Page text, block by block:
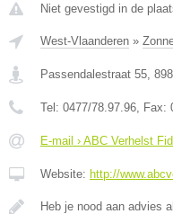
Niet gevestigd in de
West-Vlaanderen »
Passendalestraat 55
Tel: 0477/78.97.96 , Fax:
E-mail › ABC Verhelst
Website: http://
Heb je nood aan advies